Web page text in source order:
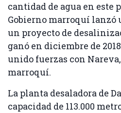
cantidad de agua en este
Gobierno marroquí
un proyecto de
ganó en diciembre de
unido fuerzas con
marroquí.
La planta desaladora de
capacidad de 113.000